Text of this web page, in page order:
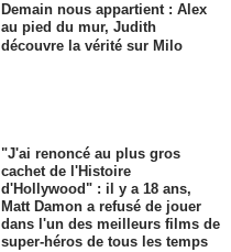
Demain nous appartient : Alex
au pied du mur, Judith
découvre la vérité sur Milo
"J'ai renoncé au plus gros
cachet de l'Histoire
d'Hollywood" : il y a 18 ans,
Matt Damon a refusé de jouer
dans l'un des meilleurs films de
super-héros de tous les temps